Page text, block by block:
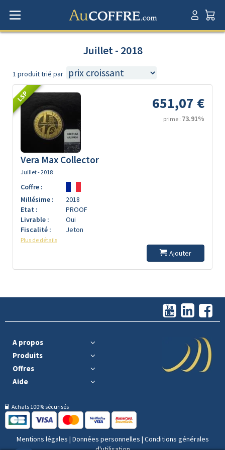
Juillet - 2018
1 produit trié par
LSP 651,07 €
prime : 73.91%
Vera Max Collector
Juillet - 2018
Coffre :
Millésime :
2018
Etat :
PROOF
Livrable :
Oui
Fiscalité :
Jeton
Plus de détails
Ajouter
A propos
Produits
Offres
Aide
Achats 100% sécurisés
Mentions légales | Données personnelles | Conditions générales